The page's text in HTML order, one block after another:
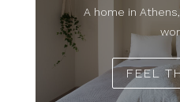
A home in
FEEL